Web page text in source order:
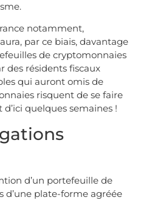
notamment,
par ce biais, davantage
de cryptomonnaies
des résidents fiscaux
qui auront omis de
risquent de se faire
quelques semaines !
d’un portefeuille de
d’une plate-forme agréée